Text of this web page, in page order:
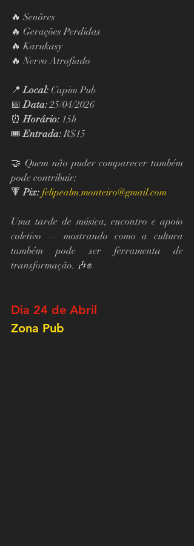
🔥 Senõres
🔥 Gerações Perdidas
🔥 Karukasy
🔥 Nervo Atrofiado
📍 Local: Capim Pub
📅 Data: 25/04/2026
⏰ Horário: 15h
🎟 Entrada: R$15
🤝 Quem não puder comparecer também
pode contribuir:
🔻 Pix: felipealm.monteiro@gmail.com
Uma tarde de música, encontro e apoio
coletivo — mostrando como a cultura
também pode ser ferramenta de
transformação. 🎶✊
Dia 24 de Abril
Zona Pub